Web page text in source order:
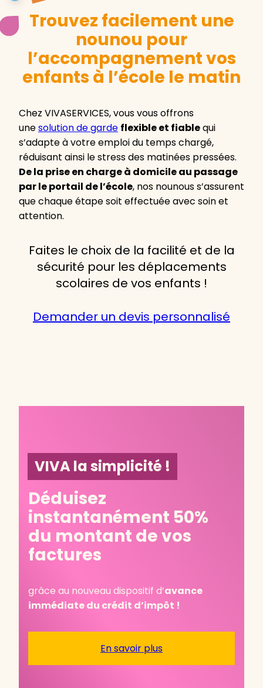
Trouvez facilement une
nounou pour
l’accompagnement vos
enfants à l’école le matin
Chez VIVASERVICES, vous vous offrons
unesolution de garde flexible et fiablequi
s’adapte à votre emploi du temps chargé,
réduisant ainsi le stress des matinées pressées.
De la prise en charge à domicile au passage
par le portail de l’école, nos nounous s’assurent
que chaque étape soit effectuée avec soin et
attention.
Faites le choix de la facilité et de la
sécurité pour les déplacements
scolaires de vos enfants !
Demander un devis personnalisé
VIVA la simplicité !
Déduisez
instantanément 50%
du montant de vos
factures
grâce au nouveau dispositif d’avance
immédiate du crédit d’impôt !
En savoir plus